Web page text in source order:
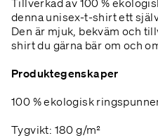
denna unisex-t-shirt ett
Den är mjuk, bekväm och
shirt du gärna bär om och
Produktegenskaper
100 % ekologisk
Tygvikt: 180 g/m²